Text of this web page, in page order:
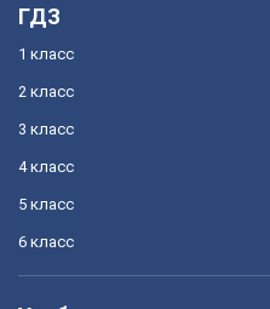
ГДЗ
1 класс
2 класс
3 класс
4 класс
5 класс
6 класс